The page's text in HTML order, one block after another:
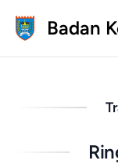
Badan